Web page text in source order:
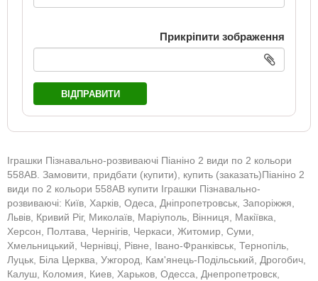
Прикріпити зображення
ВІДПРАВИТИ
Іграшки Пізнавально-розвиваючі Піаніно 2 види по 2 кольори
558AB. Замовити, придбати (купити), купить (заказать)Піаніно 2
види по 2 кольори 558AB купити Іграшки Пізнавально-
розвиваючі: Київ, Харків, Одеса, Дніпропетровськ, Запоріжжя,
Львів, Кривий Ріг, Миколаїв, Маріуполь, Вінниця, Макіївка,
Херсон, Полтава, Чернігів, Черкаси, Житомир, Суми,
Хмельницький, Чернівці, Рівне, Івано-Франківськ, Тернопіль,
Луцьк, Біла Церква, Ужгород, Кам'янець-Подільський, Дрогобич,
Калуш, Коломия, Киев, Харьков, Одесса, Днепропетровск,